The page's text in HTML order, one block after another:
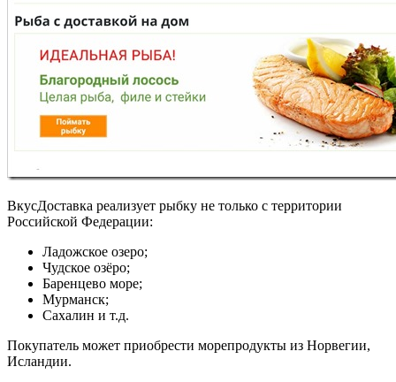
ВкусДоставка реализует рыбку не только с территории
Российской Федерации:
Ладожское озеро;
Чудское озёро;
Баренцево море;
Мурманск;
Сахалин и т.д.
Покупатель может приобрести морепродукты из Норвегии,
Исландии.